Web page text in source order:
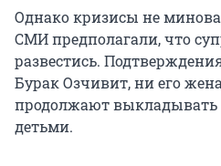
Однако кризисы не
СМИ предполагали, что
развестись.
Бурак Озчивит, ни его
продолжают выкладывать
детьми.